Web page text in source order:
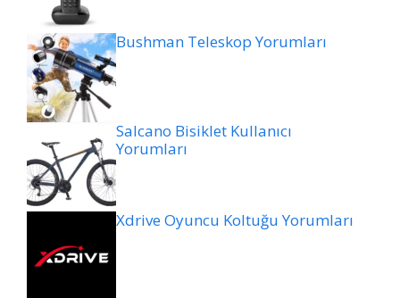
Bushman Teleskop Yorumları
Salcano Bisiklet Kullanıcı
Yorumları
Xdrive Oyuncu Koltuğu Yorumları